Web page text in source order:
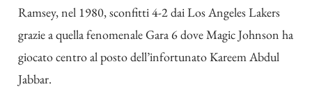
Ramsey, nel 1980, sconfitti 4-2 dai Los Angeles Lakers
grazie a quella fenomenale Gara 6 dove Magic Johnson ha
giocato centro al posto dell’infortunato Kareem Abdul
Jabbar.